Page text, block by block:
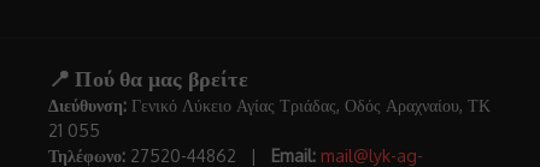
📍 Πού θα μας βρείτε
Διεύθυνση: Γενικό Λύκειο Αγίας Τριάδας, Οδός Αραχναίου, ΤΚ
21 055
Τηλέφωνο: 27520-44862 | Email: mail@lyk-ag-